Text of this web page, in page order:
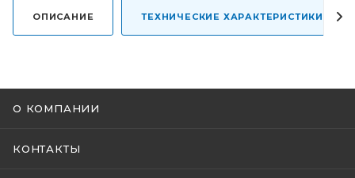
ОПИСАНИЕ ТЕХНИЧЕСКИЕ ХАРАКТЕРИСТИКИ
О КОМПАНИИ
КОНТАКТЫ